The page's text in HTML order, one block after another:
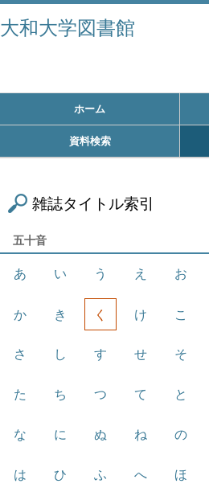
大和大学図書館
ホーム
資料検索
雑誌タイトル索引
五十音
あ い う え お
か き く け こ
さ し す せ そ
た ち つ て と
な に ぬ ね の
は ひ ふ へ ほ